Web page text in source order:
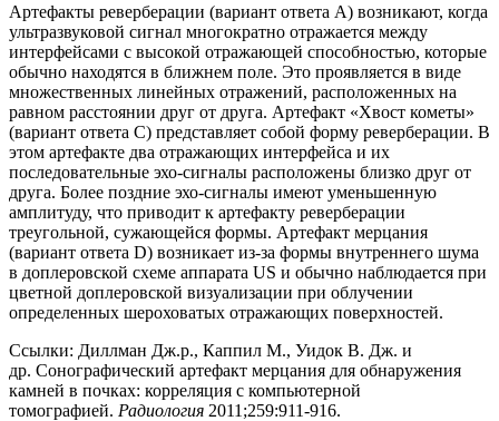
Артефакты реверберации (вариант ответа A) возникают, когда
ультразвуковой сигнал многократно отражается между
интерфейсами с высокой отражающей способностью, которые
обычно находятся в ближнем поле. Это проявляется в виде
множественных линейных отражений, расположенных на
равном расстоянии друг от друга. Артефакт «Хвост кометы»
(вариант ответа C) представляет собой форму реверберации. В
этом артефакте два отражающих интерфейса и их
последовательные эхо-сигналы расположены близко друг от
друга. Более поздние эхо-сигналы имеют уменьшенную
амплитуду, что приводит к артефакту реверберации
треугольной, сужающейся формы. Артефакт мерцания
(вариант ответа D) возникает из-за формы внутреннего шума
в доплеровской схеме аппарата US и обычно наблюдается при
цветной доплеровской визуализации при облучении
определенных шероховатых отражающих поверхностей.
Ссылки: Диллман Дж.р., Каппил М., Уидок В. Дж. и
др. Сонографический артефакт мерцания для обнаружения
камней в почках: корреляция с компьютерной
томографией. Радиология 2011;259:911-916.